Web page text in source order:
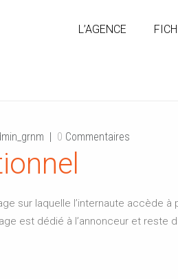
L’AGENCE
0 Commentaires
sur laquelle l’internaute accède à
est dédié à l’annonceur et reste